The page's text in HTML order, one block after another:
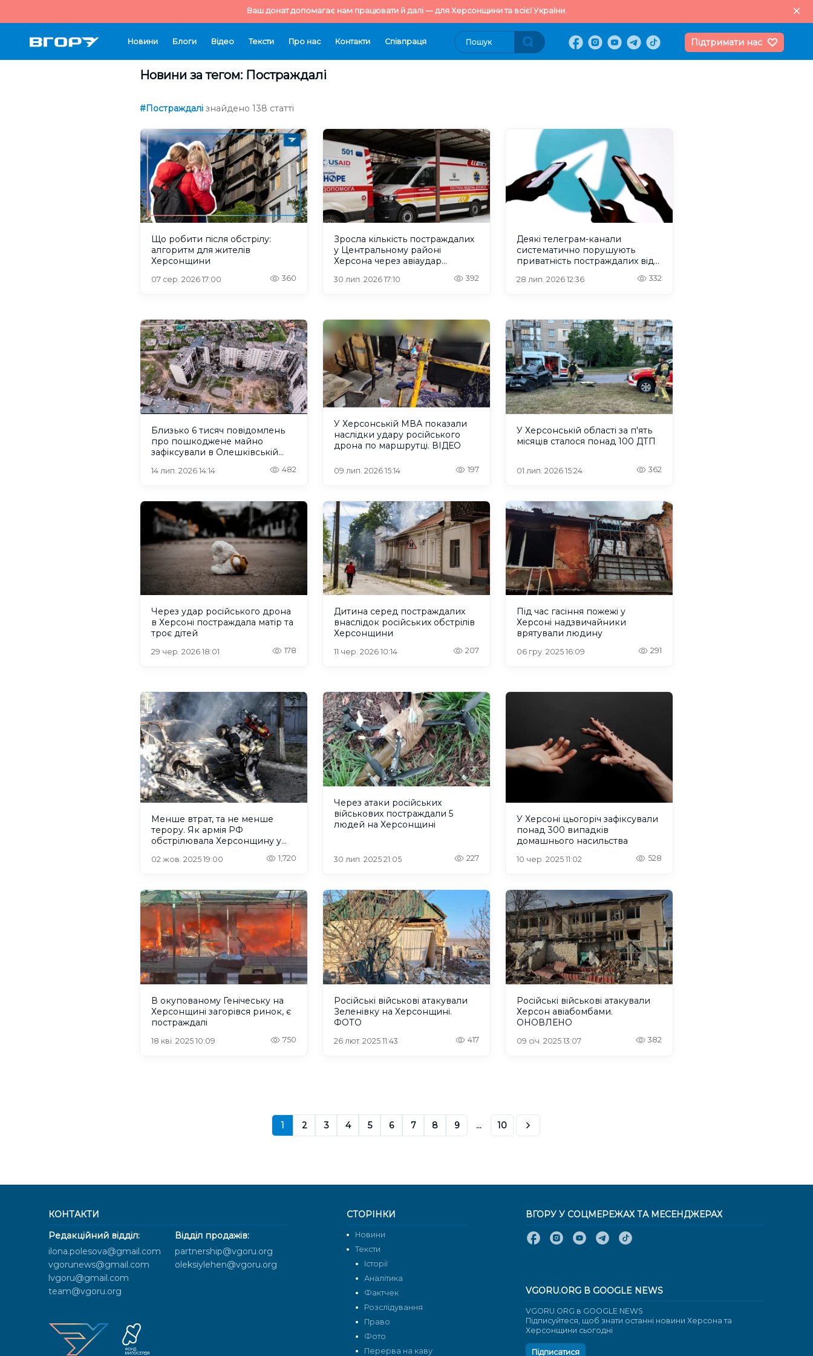
Ваш донат допомагає нам працювати й далі — для Херсонщини та всієї України.
Новини Блоги Відео Тексти Про нас Контакти Cпівпраця Підтримати нас
Новини за тегом: Постраждалі
#Постраждалі знайдено 138 статті
Що робити після обстрілу:
алгоритм для жителів
Херсонщини
07 сер. 2026 17:00 360
Зросла кількість постраждалих
у Центральному районі
Херсона через авіаудар
30 лип. 2026 17:10 392
Деякі телеграм-канали
систематично порушують
приватність постраждалих від
28 лип. 2026 12:36 332
Близько 6 тисяч повідомлень
про пошкоджене майно
зафіксували в Олешківській
14 лип. 2026 14:14 482
У Херсонській МВА показали
наслідки удару російського
дрона по маршрутці. ВІДЕО
09 лип. 2026 15:14 197
У Херсонській області за п'ять
місяців сталося понад 100 ДТП
01 лип. 2026 15:24 362
Через удар російського дрона
в Херсоні постраждала матір та
троє дітей
29 чер. 2026 18:01 178
Дитина серед постраждалих
внаслідок російських обстрілів
Херсонщини
11 чер. 2026 10:14 207
Під час гасіння пожежі у
Херсоні надзвичайники
врятували людину
06 гру. 2025 16:09 291
Менше втрат, та не менше
терору. Як армія РФ
обстрілювала Херсонщину у
02 жов. 2025 19:00 1,720
Через атаки російських
військових постраждали 5
людей на Херсонщині
30 лип. 2025 21:05 227
У Херсоні цьогоріч зафіксували
понад 300 випадків
домашнього насильства
10 чер. 2025 11:02 528
В окупованому Генічеську на
Херсонщині загорівся ринок, є
постраждалі
18 кві. 2025 10:09 750
Російські військові атакували
Зеленівку на Херсонщині.
ФОТО
26 лют. 2025 11:43 417
Російські військові атакували
Херсон авіабомбами.
ОНОВЛЕНО
09 січ. 2025 13:07 382
1 2 3 4 5 6 7 8 9 ... 10
КОНТАКТИ
Редакційний відділ:
ilona.polesova@gmail.com
vgorunews@gmail.com
lvgoru@gmail.com
team@vgoru.org
Відділ продажів:
partnership@vgoru.org
oleksiylehen@vgoru.org
СТОРІНКИ
Новини
Тексти
Історії
Аналітика
Фактчек
Розслідування
Право
Фото
Перерва на каву
ВГОРУ У СОЦМЕРЕЖАХ ТА МЕСЕНДЖЕРАХ
VGORU.ORG В GOOGLE NEWS
VGORU.ORG в GOOGLE NEWS
Підписуйтеся, щоб знати останні новини Херсона та
Херсонщини сьогодні
Підписатися